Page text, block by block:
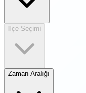
İlçe Seçimi
Zaman Aralığı